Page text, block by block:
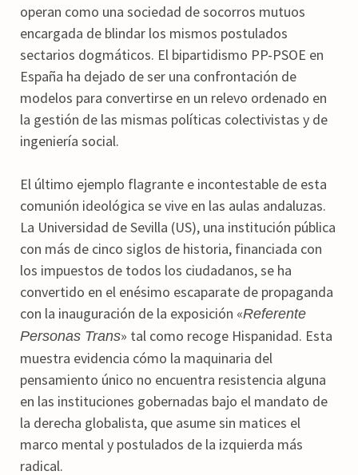
operan como una sociedad de socorros mutuos
encargada de blindar los mismos postulados
sectarios dogmáticos. El bipartidismo PP-PSOE en
España ha dejado de ser una confrontación de
modelos para convertirse en un relevo ordenado en
la gestión de las mismas políticas colectivistas y de
ingeniería social.
El último ejemplo flagrante e incontestable de esta
comunión ideológica se vive en las aulas andaluzas.
La Universidad de Sevilla (US), una institución pública
con más de cinco siglos de historia, financiada con
los impuestos de todos los ciudadanos, se ha
convertido en el enésimo escaparate de propaganda
con la inauguración de la exposición «Referente
Personas Trans» tal como recoge Hispanidad. Esta
muestra evidencia cómo la maquinaria del
pensamiento único no encuentra resistencia alguna
en las instituciones gobernadas bajo el mandato de
la derecha globalista, que asume sin matices el
marco mental y postulados de la izquierda más
radical.